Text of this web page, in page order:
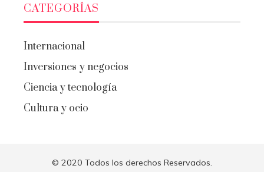
CATEGORÍAS
Internacional
Inversiones y negocios
Ciencia y tecnología
Cultura y ocio
© 2020 Todos los derechos Reservados.